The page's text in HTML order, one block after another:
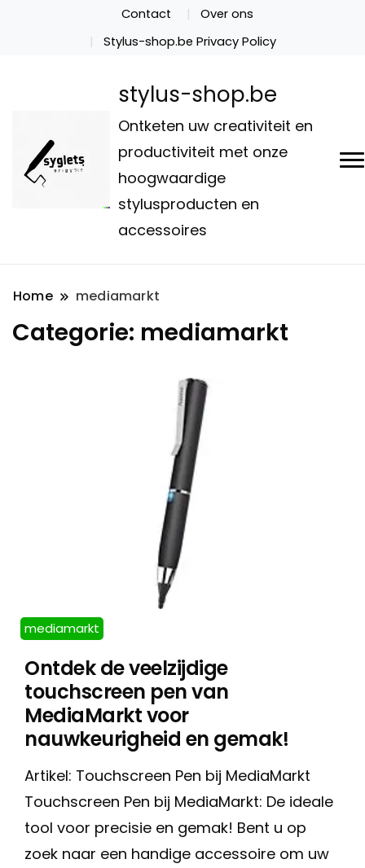
Contact
Over ons
Stylus-shop.be Privacy Policy
stylus-shop.be
Ontketen uw creativiteit en
productiviteit met onze
hoogwaardige
stylusproducten en
accessoires
Home mediamarkt
Categorie: mediamarkt
mediamarkt
Ontdek de veelzijdige
touchscreen pen van
MediaMarkt voor
nauwkeurigheid en gemak!
Artikel: Touchscreen Pen bij MediaMarkt
Touchscreen Pen bij MediaMarkt: De ideale
tool voor precisie en gemak! Bent u op
zoek naar een handige accessoire om uw